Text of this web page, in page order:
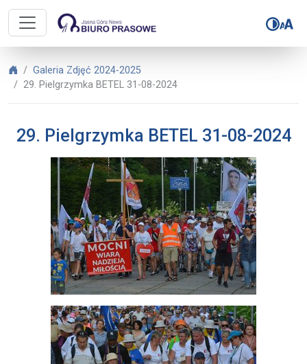
Biuro Prasowe Jasnej Góry – 29.
Biuro Prasowe Jasnej Góry
Galeria Zdjęć 2024-2025
29. Pielgrzymka BETEL 31-08-2024
29. Pielgrzymka BETEL 31-08-2024